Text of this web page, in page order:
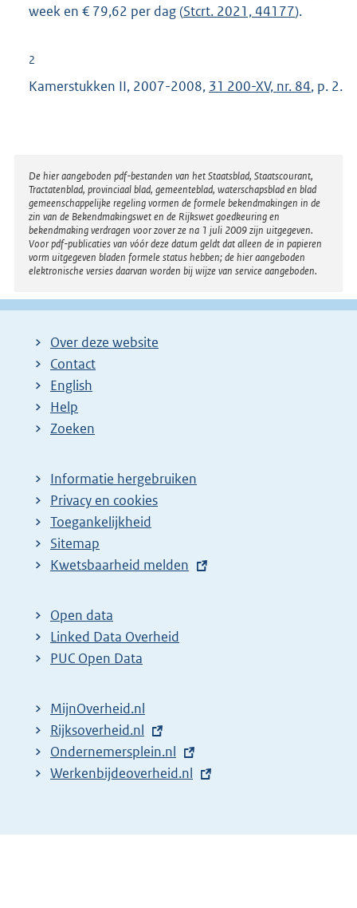
week en € 79,62 per dag (Stcrt. 2021, 44177).
2
Kamerstukken II, 2007-2008, 31 200-XV, nr. 84, p. 2.
Disclaimer
De hier aangeboden pdf-bestanden van het Staatsblad, Staatscourant,
Tractatenblad, provinciaal blad, gemeenteblad, waterschapsblad en blad
gemeenschappelijke regeling vormen de formele bekendmakingen in de
zin van de Bekendmakingswet en de Rijkswet goedkeuring en
bekendmaking verdragen voor zover ze na 1 juli 2009 zijn uitgegeven.
Voor pdf-publicaties van vóór deze datum geldt dat alleen de in papieren
vorm uitgegeven bladen formele status hebben; de hier aangeboden
elektronische versies daarvan worden bij wijze van service aangeboden.
Over deze website
Contact
English
Help
Zoeken
Informatie hergebruiken
Privacy en cookies
Toegankelijkheid
Sitemap
E
t
e
r
l
i
n
k
Kwetsbaarheid melden
Open data
Linked Data Overheid
PUC Open Data
MijnOverheid.nl
E
x
t
n
Rijksoverheid.nl
E
x
r
Ondernemersplein.nl
E
e
Werkenbijdeoverheid.nl